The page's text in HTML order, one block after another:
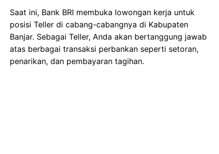
Saat ini, Bank BRI membuka lowongan kerja untuk
posisi Teller di cabang-cabangnya di Kabupaten
Banjar. Sebagai Teller, Anda akan bertanggung jawab
atas berbagai transaksi perbankan seperti setoran,
penarikan, dan pembayaran tagihan.